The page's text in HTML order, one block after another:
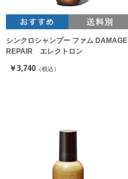
シンクロシャンプー ファム DAMAGE
REPAIR エレクトロン
￥3,740 （税込）